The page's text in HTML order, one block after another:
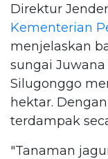
Direktur
Kementerian
menjelaskan
sungai
Silugonggo
hektar.
terdampak
"Tanaman